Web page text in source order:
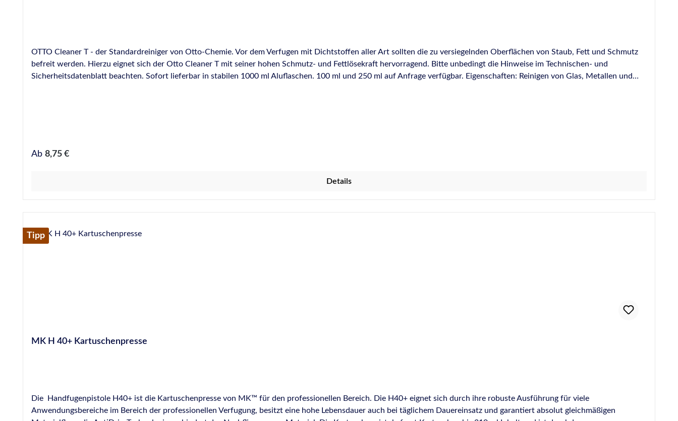
OTTO Cleaner T - der Standardreiniger von Otto-Chemie. Vor dem Verfugen mit Dichtstoffen aller Art sollten die zu versiegelnden Oberflächen von Staub, Fett und Schmutz
befreit werden. Hierzu eignet sich der Otto Cleaner T mit seiner hohen Schmutz- und Fettlösekraft hervorragend. Bitte unbedingt die Hinweise im Technischen- und
Sicherheitsdatenblatt beachten. Sofort lieferbar in stabilen 1000 ml Aluflaschen. 100 ml und 250 ml auf Anfrage verfügbar. Eigenschaften: Reinigen von Glas, Metallen und
Regulärer Preis:
Ab 8,75 €
Details
Tipp
MK H 40+ Kartuschenpresse
Die Handfugenpistole H40+ ist die Kartuschenpresse von MK™ für den professionellen Bereich. Die H40+ eignet sich durch ihre robuste Ausführung für viele
Anwendungsbereiche im Bereich der professionellen Verfugung, besitzt eine hohe Lebensdauer auch bei täglichem Dauereinsatz und garantiert absolut gleichmäßigen